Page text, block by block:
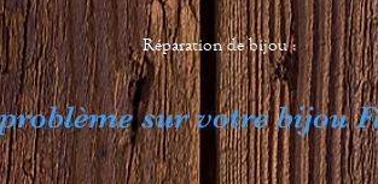
Réparation de bijou :
sur votre bijou